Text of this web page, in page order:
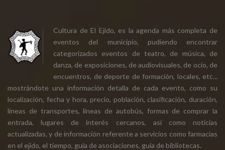
Cultura de El Ejido, es la agenda más completa de
eventos del municipio, pudiendo encontrar
categorizados eventos de teatro, de música, de
danza, de exposiciones, de audiovisuales, de ocio, de
encuentros, de deporte de formación, locales, etc...
mostrándote una información detalla de cada evento, como su
localización, fecha y hora, precio, población, clasificación, duración,
líneas de transportes, líneas de autobús, formas de comprar la
entrada, lugares de interés cercanos, así como noticias
actualizadas, y de información referente a servicios como farmacias
en el ejido, el tiempo, guía de asociaciones, guía de bibliotecas.